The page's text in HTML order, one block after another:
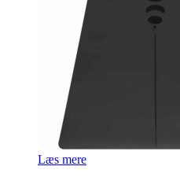
Læs mere